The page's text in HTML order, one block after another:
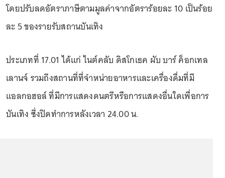
โดยปรับลดอัตราภาษีตามมูลค่าจากอัตราร้อยละ 10 เป็นร้อย
ละ 5 ของรายรับสถานบันเทิง
ประเภทที่ 17.01 ได้แก่ ไนต์คลับ ดิสโกเธค ผับ บาร์ ค็อกเทล
เลานจ์ รวมถึงสถานที่ที่จำหน่ายอาหารและเครื่องดื่มที่มี
แอลกอฮอล์ ที่มีการแสดงดนตรีหรือการแสดงอื่นใดเพื่อการ
บันเทิง ซึ่งปิดทำการหลังเวลา 24.00 น.